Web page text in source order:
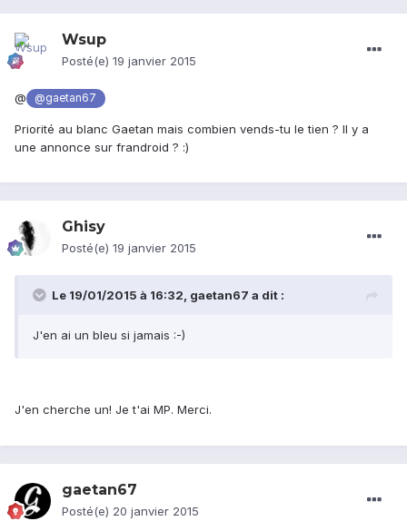
Wsup
Posté(e) 19 janvier 2015
@ @gaetan67
Priorité au blanc Gaetan mais combien vends-tu le tien ? Il y a
une annonce sur frandroid ? :)
Ghisy
Posté(e) 19 janvier 2015
Le 19/01/2015 à 16:32, gaetan67 a dit :
J'en ai un bleu si jamais :-)
J'en cherche un! Je t'ai MP. Merci.
gaetan67
Posté(e) 20 janvier 2015